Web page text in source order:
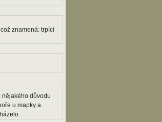
znamená: trpící
nějakého důvodu
u mapky a